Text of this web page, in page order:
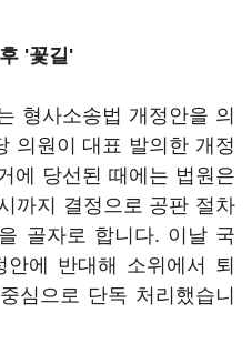
'꽃길'
형사소송법 개정안을 의
의원이 대표 발의한 개정
에 당선된 때에는 법원은
까지 결정으로 공판 절차
골자로 합니다. 이날 국
안에 반대해 소위에서 퇴
심으로 단독 처리했습니